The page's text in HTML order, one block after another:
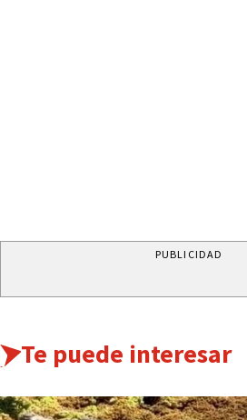
PUBLICIDAD
Te puede interesar